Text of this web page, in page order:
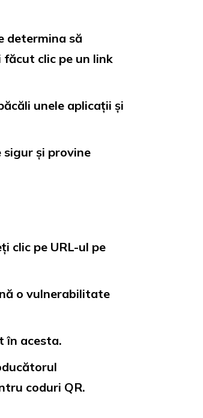
determina să
clic pe un link
unele aplicații și
sigur și provine
clic pe URL-ul pe
o vulnerabilitate
în acesta.
coduri QR.